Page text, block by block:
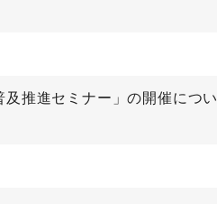
推進セミナー」の開催につ